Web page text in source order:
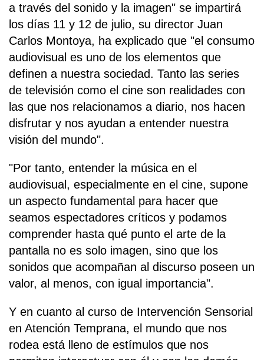
a través del sonido y la imagen" se impartirá
los días 11 y 12 de julio, su director Juan
Carlos Montoya, ha explicado que "el consumo
audiovisual es uno de los elementos que
definen a nuestra sociedad. Tanto las series
de televisión como el cine son realidades con
las que nos relacionamos a diario, nos hacen
disfrutar y nos ayudan a entender nuestra
visión del mundo".
"Por tanto, entender la música en el
audiovisual, especialmente en el cine, supone
un aspecto fundamental para hacer que
seamos espectadores críticos y podamos
comprender hasta qué punto el arte de la
pantalla no es solo imagen, sino que los
sonidos que acompañan al discurso poseen un
valor, al menos, con igual importancia".
Y en cuanto al curso de Intervención Sensorial
en Atención Temprana, el mundo que nos
rodea está lleno de estímulos que nos